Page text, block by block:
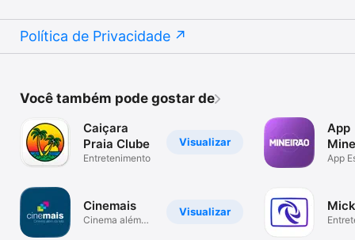
Política de Privacidade
Você também pode gostar de
Visualizar
Caiçara
Praia Clube
Entreteni­mento
Visualizar
Cinemais
Cinema além
App
App